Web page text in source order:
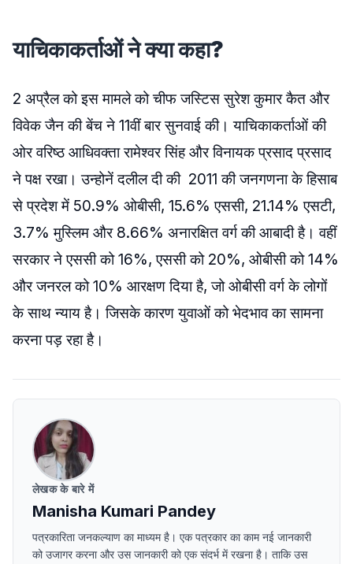
याचिकाकर्ताओं ने क्या कहा?
2 अप्रैल को इस मामले को चीफ जस्टिस सुरेश कुमार कैत और
विवेक जैन की बेंच ने 11वीं बार सुनवाई की। याचिकाकर्ताओं की
ओर वरिष्ठ आधिवक्ता रामेश्वर सिंह और विनायक प्रसाद प्रसाद
ने पक्ष रखा। उन्होनें दलील दी की 2011 की जनगणना के हिसाब
से प्रदेश में 50.9% ओबीसी, 15.6% एससी, 21.14% एसटी,
3.7% मुस्लिम और 8.66% अनारक्षित वर्ग की आबादी है। वहीं
सरकार ने एससी को 16%, एससी को 20%, ओबीसी को 14%
और जनरल को 10% आरक्षण दिया है, जो ओबीसी वर्ग के लोगों
के साथ न्याय है। जिसके कारण युवाओं को भेदभाव का सामना
करना पड़ रहा है।
लेखक के बारे में
Manisha Kumari Pandey
पत्रकारिता जनकल्याण का माध्यम है। एक पत्रकार का काम नई जानकारी
को उजागर करना और उस जानकारी को एक संदर्भ में रखना है। ताकि उस